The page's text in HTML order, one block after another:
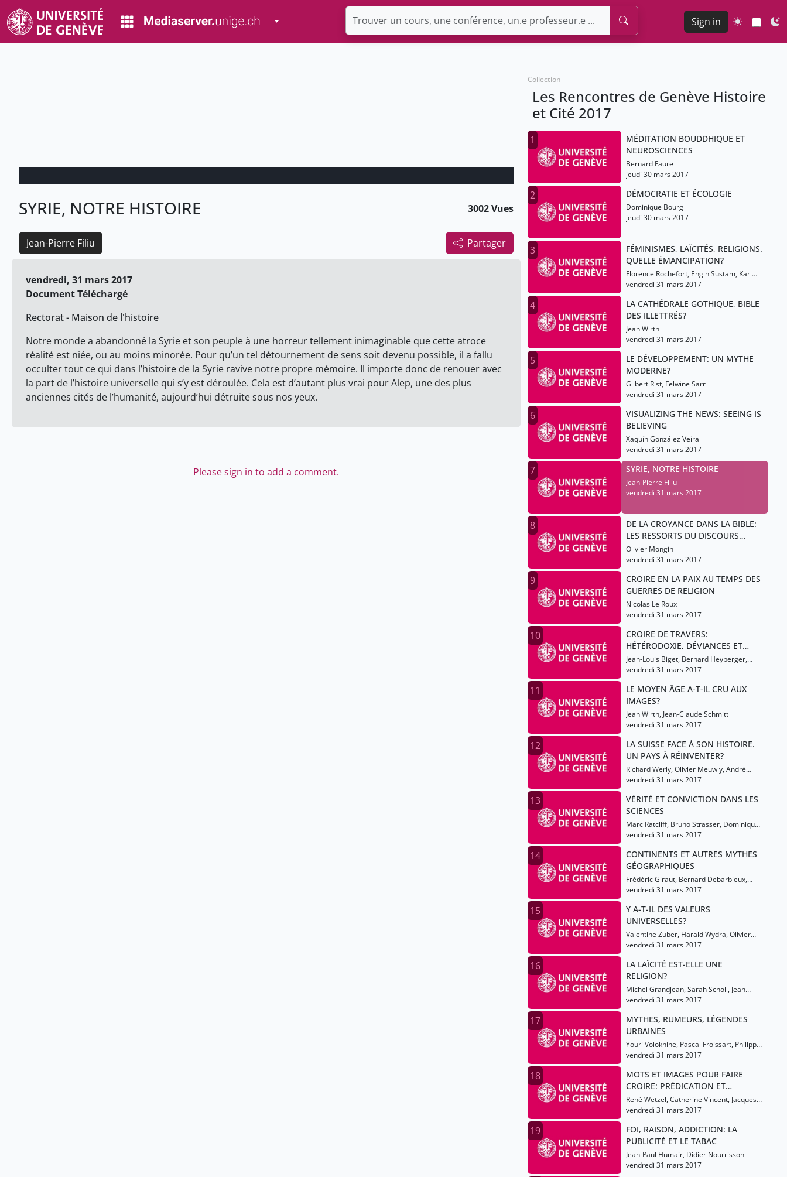
Toggle Dropdown Sign in
SYRIE, NOTRE HISTOIRE 3002 Vues
Partager
Jean-Pierre Filiu
vendredi, 31 mars 2017
Document Téléchargé
Rectorat - Maison de l'histoire
Notre monde a abandonné la Syrie et son peuple à une horreur tellement inimaginable que cette atroce
réalité est niée, ou au moins minorée. Pour qu’un tel détournement de sens soit devenu possible, il a fallu
occulter tout ce qui dans l’histoire de la Syrie ravive notre propre mémoire. Il importe donc de renouer avec
la part de l’histoire universelle qui s’y est déroulée. Cela est d’autant plus vrai pour Alep, une des plus
anciennes cités de l’humanité, aujourd’hui détruite sous nos yeux.
Please sign in to add a comment.
Collection
Les Rencontres de Genève Histoire
et Cité 2017
1
MÉDITATION BOUDDHIQUE ET
NEUROSCIENCES
Bernard Faure
jeudi 30 mars 2017
2 DÉMOCRATIE ET ÉCOLOGIE
Dominique Bourg
jeudi 30 mars 2017
3
FÉMINISMES, LAÏCITÉS, RELIGIONS.
QUELLE ÉMANCIPATION?
Florence Rochefort, Engin Sustam, Karima
Ramdani
vendredi 31 mars 2017
4
LA CATHÉDRALE GOTHIQUE, BIBLE
DES ILLETTRÉS?
Jean Wirth
vendredi 31 mars 2017
5
LE DÉVELOPPEMENT: UN MYTHE
MODERNE?
Gilbert Rist, Felwine Sarr
vendredi 31 mars 2017
6
VISUALIZING THE NEWS: SEEING IS
BELIEVING
Xaquín González Veira
vendredi 31 mars 2017
7 SYRIE, NOTRE HISTOIRE
Jean-Pierre Filiu
vendredi 31 mars 2017
8
DE LA CROYANCE DANS LA BIBLE:
LES RESSORTS DU DISCOURS
PROPHÉTIQUE
Olivier Mongin
vendredi 31 mars 2017
9
CROIRE EN LA PAIX AU TEMPS DES
GUERRES DE RELIGION
Nicolas Le Roux
vendredi 31 mars 2017
10
CROIRE DE TRAVERS:
HÉTÉRODOXIE, DÉVIANCES ET
HÉRÉSIES DANS LE CHRISTIANISME
ET L’ISLAM
Jean-Louis Biget, Bernard Heyberger,
Gabriel Martinez-Gros
vendredi 31 mars 2017
11
LE MOYEN ÂGE A-T-IL CRU AUX
IMAGES?
Jean Wirth, Jean-Claude Schmitt
vendredi 31 mars 2017
12
LA SUISSE FACE À SON HISTOIRE.
UN PAYS À RÉINVENTER?
Richard Werly, Olivier Meuwly, André
Crettenand
vendredi 31 mars 2017
13
VÉRITÉ ET CONVICTION DANS LES
SCIENCES
Marc Ratcliff, Bruno Strasser, Dominique
Pestre
vendredi 31 mars 2017
14
CONTINENTS ET AUTRES MYTHES
GÉOGRAPHIQUES
Frédéric Giraut, Bernard Debarbieux,
Juliet Fall
vendredi 31 mars 2017
15
Y A-T-IL DES VALEURS
UNIVERSELLES?
Valentine Zuber, Harald Wydra, Olivier
Grenouilleau
vendredi 31 mars 2017
16
LA LAÏCITÉ EST-ELLE UNE
RELIGION?
Michel Grandjean, Sarah Scholl, Jean
Baubérot
vendredi 31 mars 2017
17
MYTHES, RUMEURS, LÉGENDES
URBAINES
Youri Volokhine, Pascal Froissart, Philippe
Aldrin
vendredi 31 mars 2017
18
MOTS ET IMAGES POUR FAIRE
CROIRE: PRÉDICATION ET
HAGIOGRAPHIE DANS L’OCCIDENT
MÉDIÉVAL
René Wetzel, Catherine Vincent, Jacques
Berlioz
vendredi 31 mars 2017
19
FOI, RAISON, ADDICTION: LA
PUBLICITÉ ET LE TABAC
Jean-Paul Humair, Didier Nourrisson
vendredi 31 mars 2017